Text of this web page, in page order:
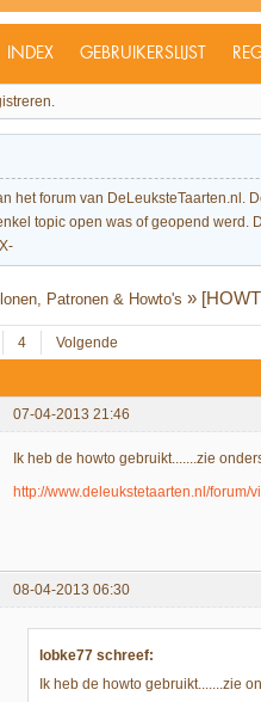
INDEX GEBRUIKERSLIJST
het forum van
topic open was of geopend
Patronen & Howto's »
4 Volgende
07-04-2013 21:46
Ik heb de howto gebruikt.......zie
http://www.deleukstetaarten.nl/
08-04-2013 06:30
lobke77 schreef:
Ik heb de howto gebruikt.......zie